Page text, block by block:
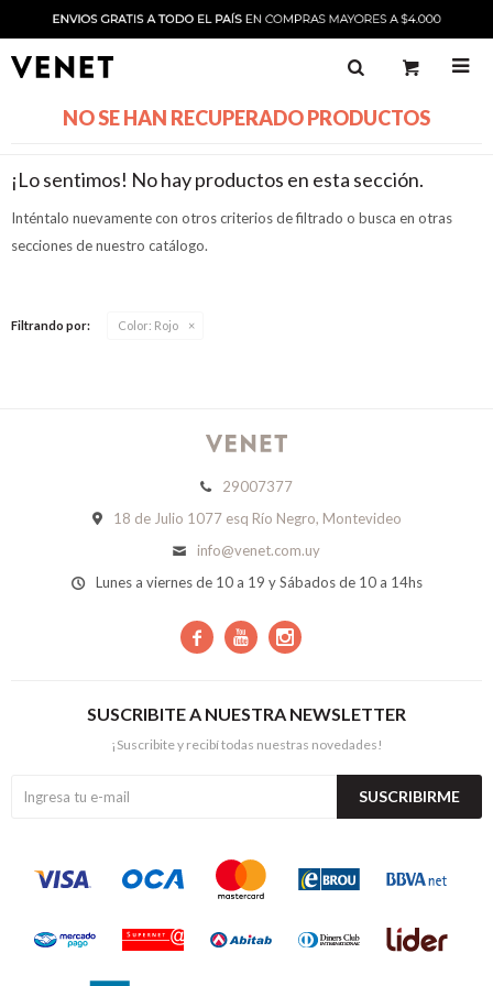

NO SE HAN RECUPERADO PRODUCTOS
¡Lo sentimos! No hay productos en esta sección.
Inténtalo nuevamente con otros criterios de filtrado o busca en otras
secciones de nuestro catálogo.
Filtrando por: Color: Rojo
29007377
18 de Julio 1077 esq Río Negro, Montevideo
info@venet.com.uy
Lunes a viernes de 10 a 19 y Sábados de 10 a 14hs
  
SUSCRIBITE A NUESTRA NEWSLETTER
¡Suscribite y recibí todas nuestras novedades!
SUSCRIBIRME